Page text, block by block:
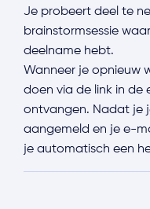
Je probeert deel te
brainstormsessie
deelname hebt.
Wanneer je opnieuw
doen via de link in de
ontvangen. Nadat je
aangemeld en je e-
je automatisch een